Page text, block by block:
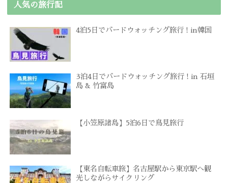
人気の旅行記
4泊5日でバードウォッチング旅行 ! in韓国
3泊4日でバードウォッチング旅行 ! in 石垣
島 & 竹富島
【小笠原諸島】5泊6日で鳥見旅行
【東名自転車旅】名古屋駅から東京駅へ観
光しながらサイクリング